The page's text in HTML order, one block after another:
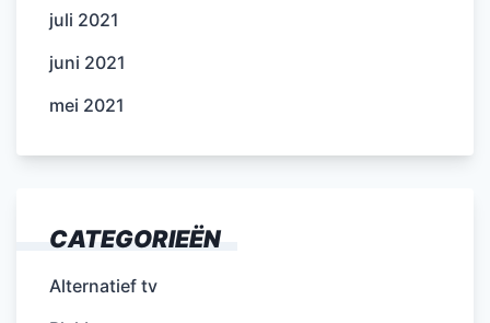
juli 2021
juni 2021
mei 2021
CATEGORIEËN
Alternatief tv